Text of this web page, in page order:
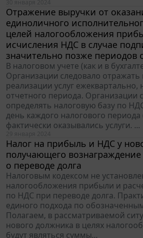
Отражение выручки от
единоличного
целей налогообложения
исчисления НДС в случае
значительно позже периодов
В налоговом учете (как и в
Организации следовало отражать
реализации услуг ежеквартально,
отчетного периода. Организации
определять налоговую базу по
день каждого налогового периода
фактически оказывались услуги. ...
Налог на прибыль и НДС у
получающего
о переводе долга
Налоговым кодексом не
налогообложения прибыли и
по НДС при переводе долга.
единого подхода по
Полагаем, в рассматриваемой
нового должника в целях
будут являться суммы...